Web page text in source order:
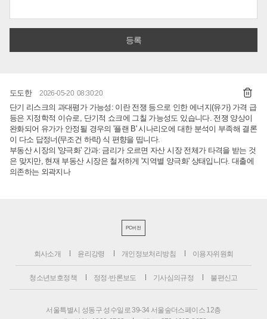
도도한 2026-05-20 08:30:20
단기 리스크의 과대평가 가능성: 이란 전쟁 등으로 인한 에너지(유가) 가격 급
등은 지정학적 이슈로, 단기적 쇼크에 그칠 가능성도 있습니다. 전쟁 양상이
완화되어 유가가 안정될 경우의 '플랜 B' 시나리오에 대한 분석이 부족해 결론
이 다소 답정너(무조건 하락) 식 편향을 띱니다.
​부동산 시장의 '양극화' 간과: 금리가 오르면 자산 시장 전체가 타격을 받는 것
은 맞지만, 현재 부동산 시장은 철저하게 '지역별 양극화' 상태입니다. 대출에
의존하는 외곽지나
PC버전
회사소개 윤리강령 개인정보처리방침 이용자위원회
청소년보호정책 정정·반론보도 기사심의규정 불편신고
서울특별시 성동구 성수일로 39-34 서울숲더스페이스 12층